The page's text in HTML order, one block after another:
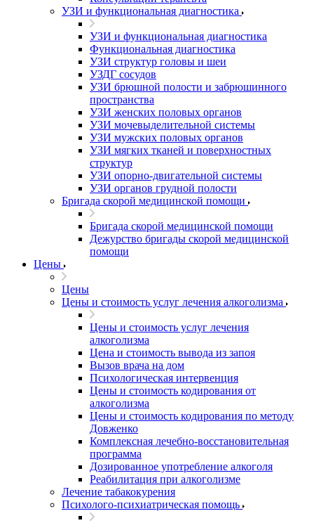
УЗИ и функциональная диагностика
УЗИ и функциональная диагностика
Функциональная диагностика
УЗИ структур головы и шеи
УЗДГ сосудов
УЗИ брюшной полости и забрюшинного
пространства
УЗИ женских половых органов
УЗИ мочевыделительной системы
УЗИ мужских половых органов
УЗИ мягких тканей и поверхностных
структур
УЗИ опорно-двигательной системы
УЗИ органов грудной полости
Бригада скорой медицинской помощи
Бригада скорой медицинской помощи
Дежурство бригады скорой медицинской
помощи
Цены
Цены
Цены и стоимость услуг лечения алкоголизма
Цены и стоимость услуг лечения
алкоголизма
Цена и стоимость вывода из запоя
Вызов врача на дом
Психологическая интервенция
Цены и стоимость кодирования от
алкоголизма
Цены и стоимость кодирования по методу
Довженко
Комплексная лечебно-восстановительная
программа
Дозированное употребление алкоголя
Реабилитация при алкоголизме
Лечение табакокурения
Психолого-психиатрическая помощь